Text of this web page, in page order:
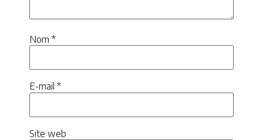
Nom *
E-mail *
Site web